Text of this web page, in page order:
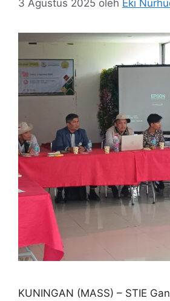
3 Agustus 2025 oleh Eki
KUNINGAN (MASS) – STIE